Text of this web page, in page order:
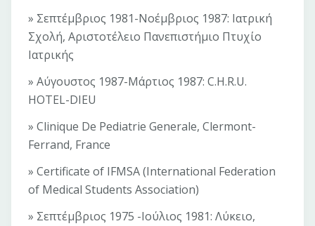
» Σεπτέμβριος 1981-Νοέμβριος 1987: Ιατρική
Σχολή, Αριστοτέλειο Πανεπιστήμιο Πτυχίο
Ιατρικής
» Αύγουστος 1987-Μάρτιος 1987: C.H.R.U.
HOTEL-DIEU
» Clinique De Pediatrie Generale, Clermont-
Ferrand, France
» Certificate of IFMSA (International Federation
of Medical Students Association)
» Σεπτέμβριος 1975 -Ιούλιος 1981: Λύκειο,